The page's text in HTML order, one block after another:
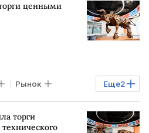
ценными
Еще2
Рынок
торги